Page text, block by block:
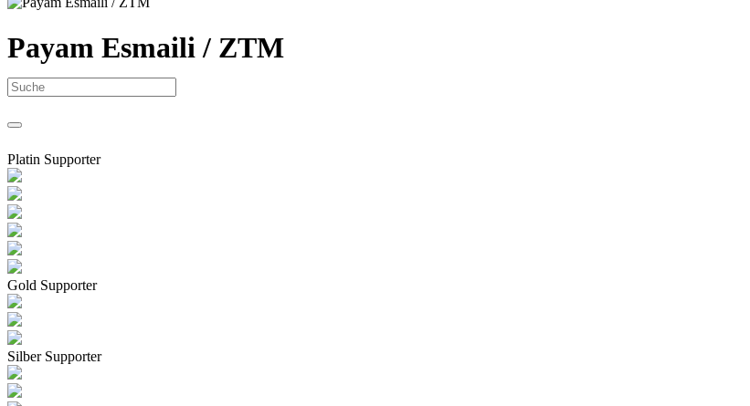
Payam Esmaili / ZTM
Platin Supporter
Gold Supporter
Silber Supporter